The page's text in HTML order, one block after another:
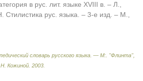
в рус. лит. языке XVIII в. – Л.,
рус. языка. – 3-е изд. – М.,
словарь русского языка. — М:. "Флинта",
Кожиной 2003